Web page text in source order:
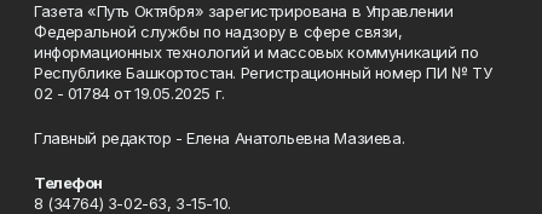
Газета «Путь Октября» зарегистрирована в Управлении
Федеральной службы по надзору в сфере связи,
информационных технологий и массовых коммуникаций по
Республике Башкортостан. Регистрационный номер ПИ № ТУ
02 - 01784 от 19.05.2025 г.
Главный редактор - Елена Анатольевна Мазиева.
Телефон
8 (34764) 3-02-63, 3-15-10.